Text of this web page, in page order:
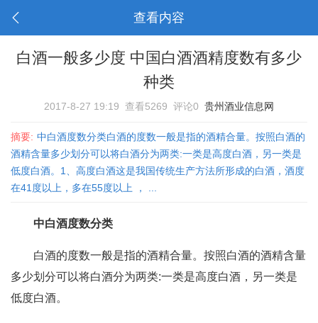
查看内容
白酒一般多少度 中国白酒酒精度数有多少
种类
2017-8-27 19:19 查看5269 评论0 贵州酒业信息网
摘要: 中白酒度数分类白酒的度数一般是指的酒精合量。按照白酒的
酒精含量多少划分可以将白酒分为两类:一类是高度白酒，另一类是
低度白酒。1、高度白酒这是我国传统生产方法所形成的白酒，酒度
在41度以上，多在55度以上 ， ...
中白酒度数分类
白酒的度数一般是指的酒精合量。按照白酒的酒精含量
多少划分可以将白酒分为两类:一类是高度白酒，另一类是
低度白酒。